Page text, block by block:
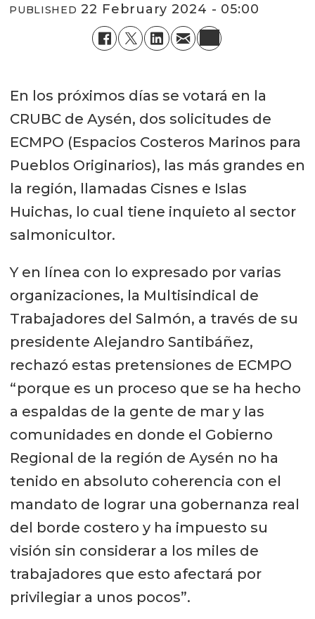
PUBLISHED 22 February 2024 - 05:00
En los próximos días se votará en la
CRUBC de Aysén, dos solicitudes de
ECMPO (Espacios Costeros Marinos para
Pueblos Originarios), las más grandes en
la región, llamadas Cisnes e Islas
Huichas, lo cual tiene inquieto al sector
salmonicultor.
Y en línea con lo expresado por varias
organizaciones, la Multisindical de
Trabajadores del Salmón, a través de su
presidente Alejandro Santibáñez,
rechazó estas pretensiones de ECMPO
“porque es un proceso que se ha hecho
a espaldas de la gente de mar y las
comunidades en donde el Gobierno
Regional de la región de Aysén no ha
tenido en absoluto coherencia con el
mandato de lograr una gobernanza real
del borde costero y ha impuesto su
visión sin considerar a los miles de
trabajadores que esto afectará por
privilegiar a unos pocos”.